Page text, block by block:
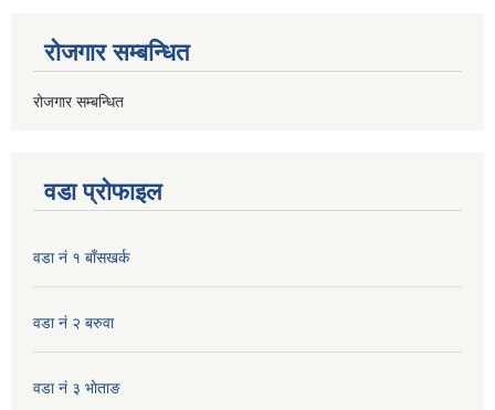
रोजगार सम्बन्धित
रोजगार सम्बन्धित
वडा प्रोफाइल
वडा नं १ बाँसखर्क
वडा नं २ बरुवा
वडा नं ३ भाेताङ